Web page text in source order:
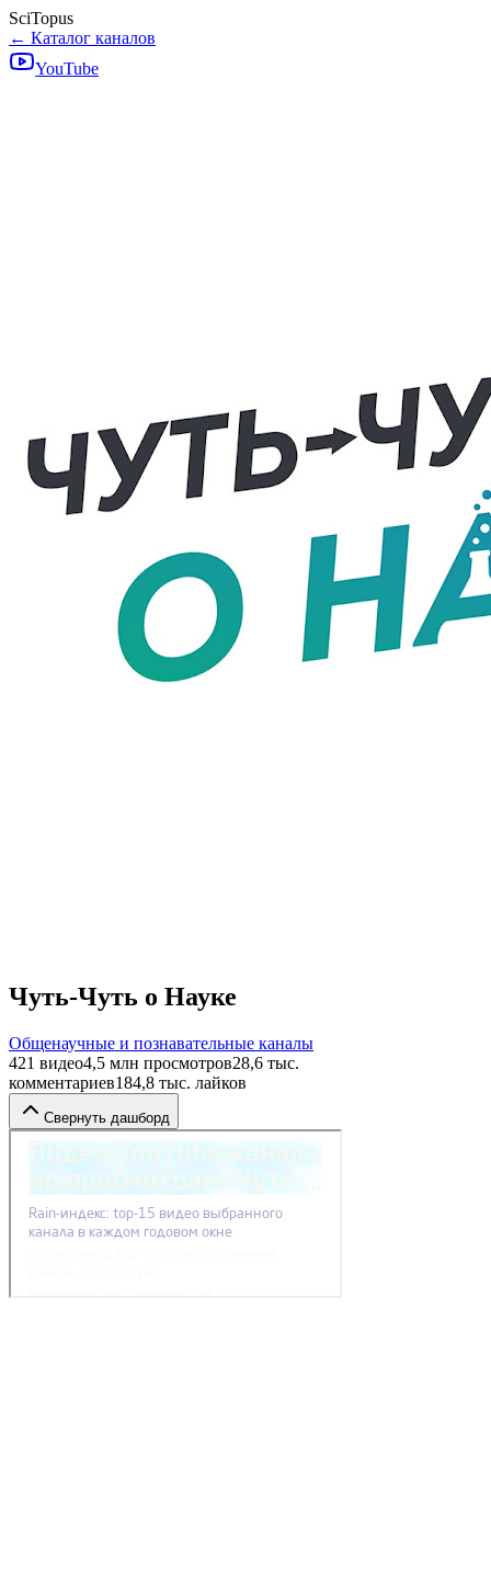
SciTopus
← Каталог каналов
YouTube
Чуть-Чуть о Науке
Общенаучные и познавательные каналы
421 видео4,5 млн просмотров28,6 тыс.
комментариев184,8 тыс. лайков
Свернуть дашборд